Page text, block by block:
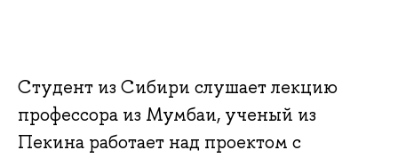
Студент из Сибири слушает лекцию
профессора из Мумбаи, ученый из
Пекина работает над проектом с